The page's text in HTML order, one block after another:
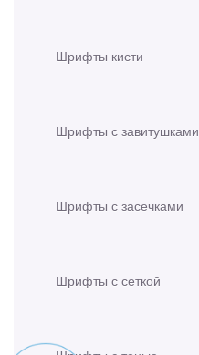
Шрифты кисти
Шрифты с завитушками
Шрифты с засечками
Шрифты с сеткой